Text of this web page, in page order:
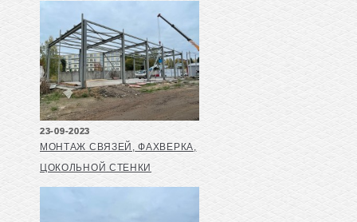
23-09-2023
МОНТАЖ СВЯЗЕЙ, ФАХВЕРКА,
ЦОКОЛЬНОЙ СТЕНКИ